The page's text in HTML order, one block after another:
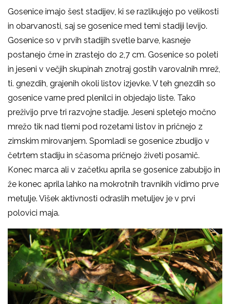
Gosenice imajo šest stadijev, ki se razlikujejo po velikosti
in obarvanosti, saj se gosenice med temi stadiji levijo.
Gosenice so v prvih stadijih svetle barve, kasneje
postanejo črne in zrastejo do 2,7 cm. Gosenice so poleti
in jeseni v večjih skupinah znotraj gostih varovalnih mrež,
ti. gnezdih, grajenih okoli listov izjevke. V teh gnezdih so
gosenice varne pred plenilci in objedajo liste. Tako
preživijo prve tri razvojne stadije. Jeseni spletejo močno
mrežo tik nad tlemi pod rozetami listov in pričnejo z
zimskim mirovanjem. Spomladi se gosenice zbudijo v
četrtem stadiju in sčasoma pričnejo živeti posamič.
Konec marca ali v začetku aprila se gosenice zabubijo in
že konec aprila lahko na mokrotnih travnikih vidimo prve
metulje. Višek aktivnosti odraslih metuljev je v prvi
polovici maja.